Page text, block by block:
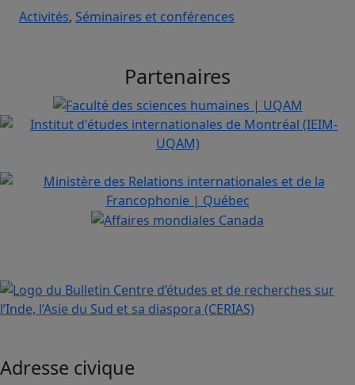
Activités, Séminaires et conférences
Partenaires
Adresse civique